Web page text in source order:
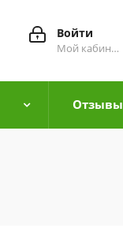
Войти
Мой кабинет
Отзывы